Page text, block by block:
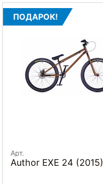
ПОДАРОК!
Арт.
Author EXE 24 (2015)